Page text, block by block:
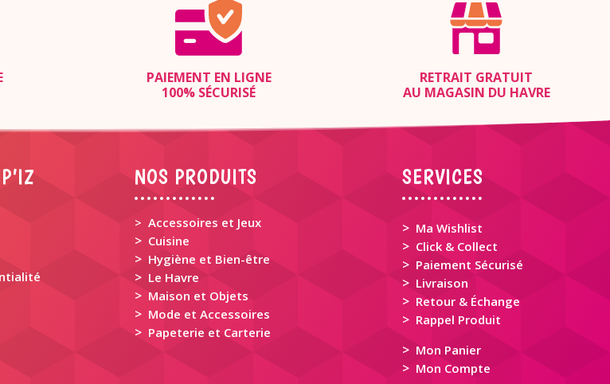
PAIEMENT EN LIGNE
100% SÉCURISÉ
RETRAIT GRATUIT
AU MAGASIN DU HAVRE
NOS PRODUITS
> Accessoires et Jeux
> Cuisine
> Hygiène et Bien-être
> Le Havre
> Maison et Objets
> Mode et Accessoires
> Papeterie et Carterie
SERVICES
> Ma Wishlist
> Click & Collect
> Paiement Sécurisé
> Livraison
> Retour & Échange
> Rappel Produit
> Mon Panier
> Mon Compte